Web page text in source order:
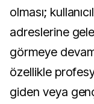
olması;
adreslerine
görmeye
özellikle
giden veya